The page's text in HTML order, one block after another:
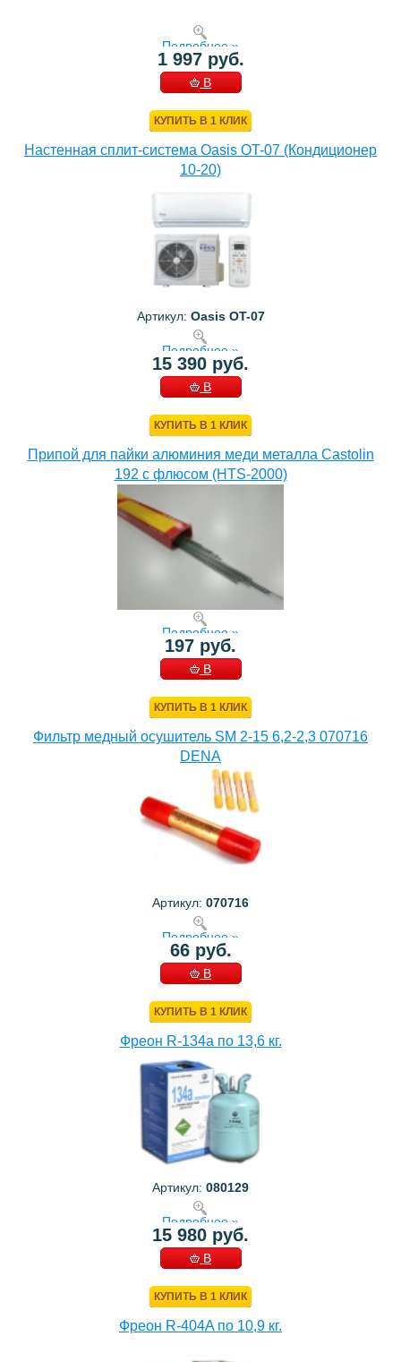
Подробнее »
1 997 руб.
В
КУПИТЬ В 1 КЛИК
Настенная сплит-система Oasis OT-07 (Кондиционер
10-20)
Артикул: Oasis OT-07
Подробнее »
15 390 руб.
В
КУПИТЬ В 1 КЛИК
Припой для пайки алюминия меди металла Castolin
192 с флюсом (HTS-2000)
Подробнее »
197 руб.
В
КУПИТЬ В 1 КЛИК
Фильтр медный осушитель SM 2-15 6,2-2,3 070716
DENA
Артикул: 070716
Подробнее »
66 руб.
В
КУПИТЬ В 1 КЛИК
Фреон R-134a по 13,6 кг.
Артикул: 080129
Подробнее »
15 980 руб.
В
КУПИТЬ В 1 КЛИК
Фреон R-404A по 10,9 кг.